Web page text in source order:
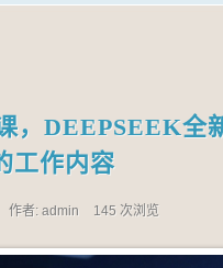
，DEEPSEEK全
工作内容
作者: admin 145 次浏览